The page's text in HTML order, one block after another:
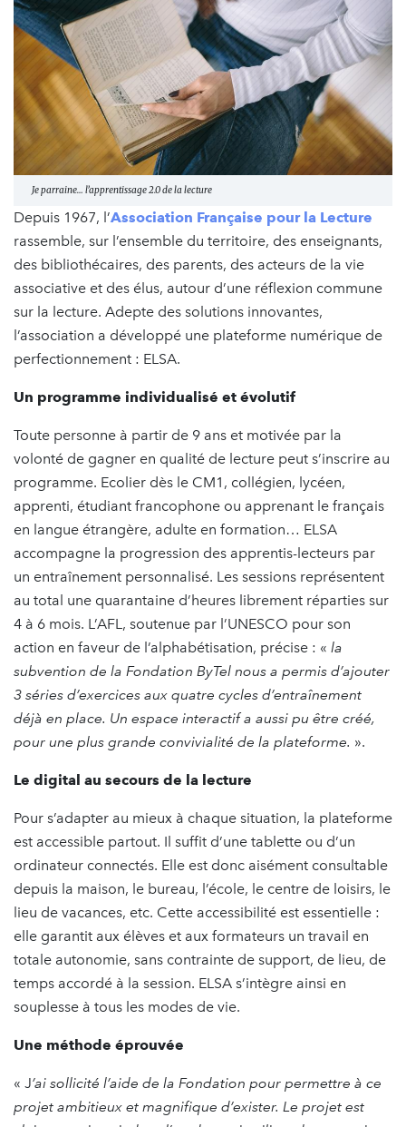
Je parraine… l’apprentissage 2.0 de la lecture
Depuis 1967, l’Association Française pour la Lecture
rassemble, sur l’ensemble du territoire, des enseignants,
des bibliothécaires, des parents, des acteurs de la vie
associative et des élus, autour d’une réflexion commune
sur la lecture. Adepte des solutions innovantes,
l’association a développé une plateforme numérique de
perfectionnement : ELSA.
Un programme individualisé et évolutif
Toute personne à partir de 9 ans et motivée par la
volonté de gagner en qualité de lecture peut s’inscrire au
programme. Ecolier dès le CM1, collégien, lycéen,
apprenti, étudiant francophone ou apprenant le français
en langue étrangère, adulte en formation… ELSA
accompagne la progression des apprentis-lecteurs par
un entraînement personnalisé. Les sessions représentent
au total une quarantaine d’heures librement réparties sur
4 à 6 mois. L’AFL, soutenue par l’UNESCO pour son
action en faveur de l’alphabétisation, précise : « la
subvention de la Fondation ByTel nous a permis d’ajouter
3 séries d’exercices aux quatre cycles d’entraînement
déjà en place. Un espace interactif a aussi pu être créé,
pour une plus grande convivialité de la plateforme. ».
Le digital au secours de la lecture
Pour s’adapter au mieux à chaque situation, la plateforme
est accessible partout. Il suffit d’une tablette ou d’un
ordinateur connectés. Elle est donc aisément consultable
depuis la maison, le bureau, l’école, le centre de loisirs, le
lieu de vacances, etc. Cette accessibilité est essentielle :
elle garantit aux élèves et aux formateurs un travail en
totale autonomie, sans contrainte de support, de lieu, de
temps accordé à la session. ELSA s’intègre ainsi en
souplesse à tous les modes de vie.
Une méthode éprouvée
« J’ai sollicité l’aide de la Fondation pour permettre à ce
projet ambitieux et magnifique d’exister. Le projet est